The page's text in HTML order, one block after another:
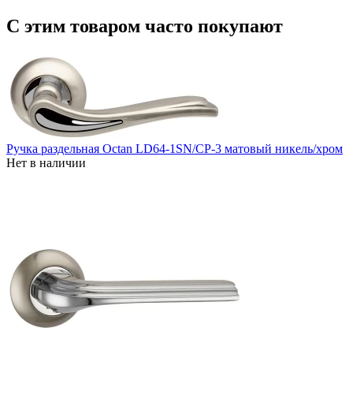
С этим товаром часто покупают
Ручка раздельная Octan LD64-1SN/CP-3 матовый никель/хром
Нет в наличии